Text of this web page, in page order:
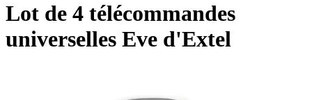
Lot de 4 télécommandes
universelles Eve d'Extel